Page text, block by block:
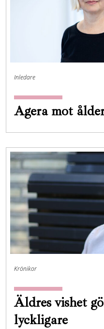
Inledare
Agera mot
Krönikor
Äldres vishet
lyckligare